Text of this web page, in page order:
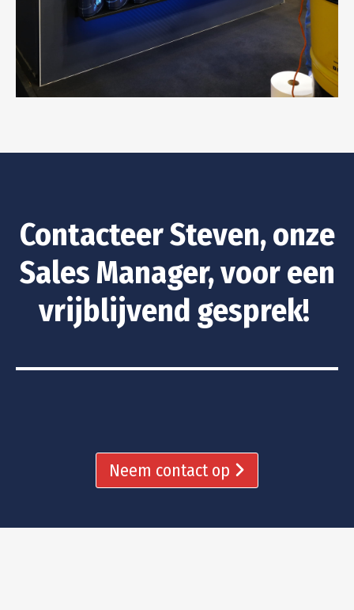
Contacteer Steven, onze
Sales Manager, voor een
vrijblijvend gesprek!
Neem contact op